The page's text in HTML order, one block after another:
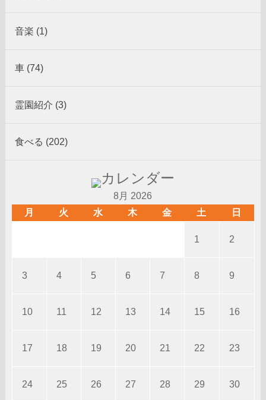
音楽 (1)
車 (74)
霊園紹介 (3)
食べる (202)
8月 2026
月
火 水 木 金 土 日
1 2
3 4 5 6 7 8 9
10 11 12 13 14 15 16
17 18 19 20 21 22 23
24 25 26 27 28 29 30